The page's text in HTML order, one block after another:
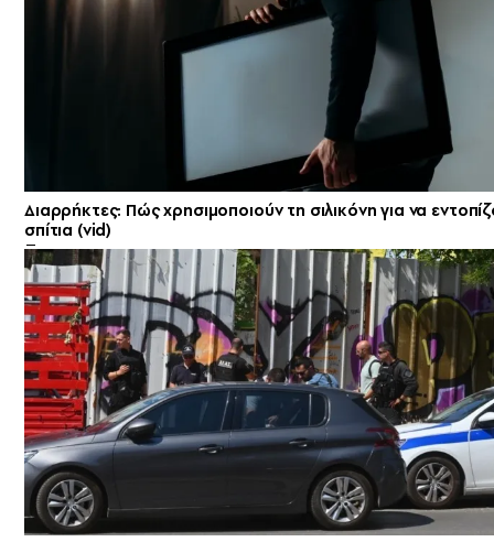
Διαρρήκτες: Πώς χρησιμοποιούν τη σιλικόνη για να
σπίτια (vid)